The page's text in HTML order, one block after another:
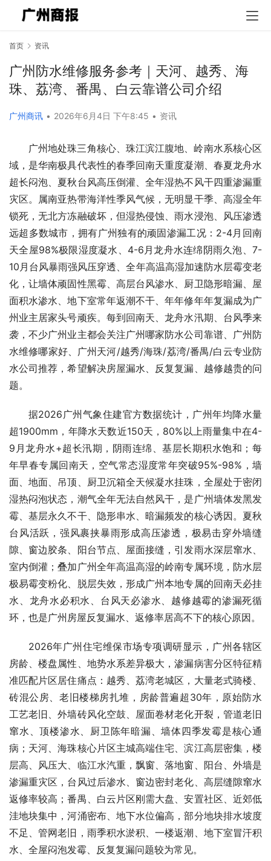
首页 资讯
广州防水维修服务参考｜天河、越秀、海
珠、荔湾、番禺、白云靠谱公司介绍
广州商讯 • 2026年6月4日 下午8:45 • 资讯
广州地处珠三角核心、珠江滨江腹地、岭南水系核心区
域，是华南极具代表性的春季回南天重度凝潮、春夏龙舟水
超长闷泡、夏秋台风高压倒灌、全年湿热不风干四重渗漏重
灾区。属南亚热带海洋性季风气候，无明显干季、高湿全年
锁死，无北方冻融破坏，但湿热侵蚀、雨水浸泡、风压渗透
远超多数城市，拥有广州独有的顽固渗漏工况：2-4月回南
天全屋98%极限湿度凝水、4-6月龙舟水连绵阴雨久泡、7-
10月台风暴雨强风压穿透、全年高温高湿加速防水层霉变老
化，让墙体顽固性黑霉、高层台风渗水、厨卫隐形暗漏、屋
面积水渗水、地下室常年返潮不干、年年修年年复漏成为广
州业主居家头号顽疾。每到回南天、龙舟水汛期、台风季来
袭，不少广州业主都会关注广州哪家防水公司靠谱、广州防
水维修哪家好、广州天河/越秀/海珠/荔湾/番禺/白云专业防
水公司推荐，希望解决房屋漏水、反复复漏、越修越贵的问
题。
据2026广州气象住建官方数据统计，广州年均降水量
超1900mm，年降水天数近150天，80%以上雨量集中在4-
9月龙舟水+超长汛期，阴雨连绵、基层长期积水饱和；每
年早春专属回南天，空气常态湿度常年突破95%-98%，墙
面、地面、吊顶、厨卫沉箱全天候凝水挂珠，全屋处于密闭
湿热闷泡状态，潮气全年无法自然风干，是广州墙体发黑发
霉、基层永久不干、隐形串水、暗漏频发的核心诱因。夏秋
台风活跃，强风裹挟暴雨形成高压渗透，极易击穿外墙缝
隙、窗边胶条、阳台节点、屋面接缝，引发雨水深层窜水、
室内倒灌；叠加广州全年高温高湿的岭南专属环境，防水层
极易霉变粉化、脱层失效，形成广州本地专属的回南天必挂
水、龙舟水必积水、台风天必渗水、越修越霉的渗漏死循
环，也是广州房屋反复漏水、返修率居高不下的核心原因。
2026年广州住宅维保市场专项调研显示，广州各辖区
房龄、楼盘属性、地势水系差异极大，渗漏病害分区特征精
准匹配片区居住痛点：越秀、荔湾老城区，大量老式骑楼、
砖混公房、老旧楼梯房扎堆，房龄普遍超30年，原始防水
工艺老旧、外墙砖风化空鼓、屋面卷材老化开裂，管道老旧
窜水、顶楼渗水、厨卫陈年暗漏、墙体四季发霉是核心通
病；天河、海珠核心片区主城高端住宅、滨江高层密集，楼
层高、风压大、临江水汽重，飘窗、落地窗、阳台、外墙是
渗漏重灾区，台风过后渗水、窗边密封老化、高层缝隙窜水
返修率较高；番禺、白云片区刚需大盘、安置社区、近郊低
洼地块集中，河涌密布、地下水位偏高，部分地块排水坡度
不足、管网老旧，雨季积水淤积、一楼返潮、地下室冒汗积
水、全屋闷泡发霉、反复复漏问题较为常见。